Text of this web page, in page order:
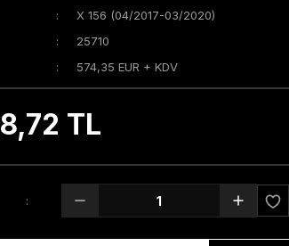
X 156 (04/2017-03/2020)
25710
574,35 EUR + KDV
TL